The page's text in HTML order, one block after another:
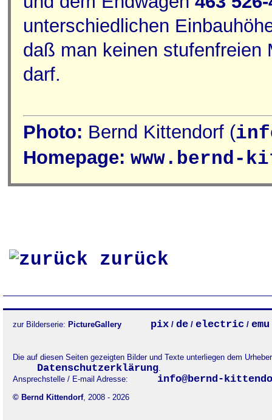
unterschiedlichen
daß man keinen stufenfreien
darf.
Photo: Bernd Kittendorf (
Homepage: www.bernd-
zurück
zur Bilderserie: PictureGallery pix / de / electric / emu
Die auf diesen Seiten gezeigten Bilder und Texte unterliegen dem
Datenschutzerklärung.
Ansprechstelle / E-mail Adresse:
info@bernd-
© Bernd Kittendorf, 2008 - 2026